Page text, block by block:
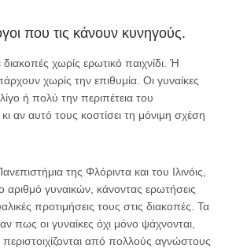
που τις κάνουν κυνηγούς.
χωρίς ερωτικό παιχνίδι. Ή
χωρίς την επιθυμία. Οι γυναίκες
ή πολύ την περιπέτεια του
αν αυτό τους κοστίσει τη μόνιμη σχέση
της Φλόριντα και του Ιλινόις,
αριθμό γυναικών, κάνοντας ερωτήσεις
προτιμήσεις τους στις διακοπές. Τα
πως οι γυναίκες όχι μόνο ψάχνονται,
περιστοιχίζονται από πολλούς αγνώστους